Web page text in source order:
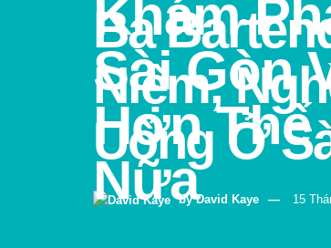
Ba
Niệm,
Uống Ở
by David Kaye 15